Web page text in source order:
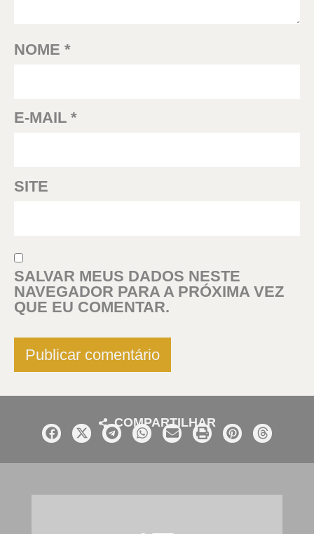
NOME *
E-MAIL *
SITE
SALVAR MEUS DADOS NESTE
NAVEGADOR PARA A PRÓXIMA VEZ
QUE EU COMENTAR.
COMPARTILHAR